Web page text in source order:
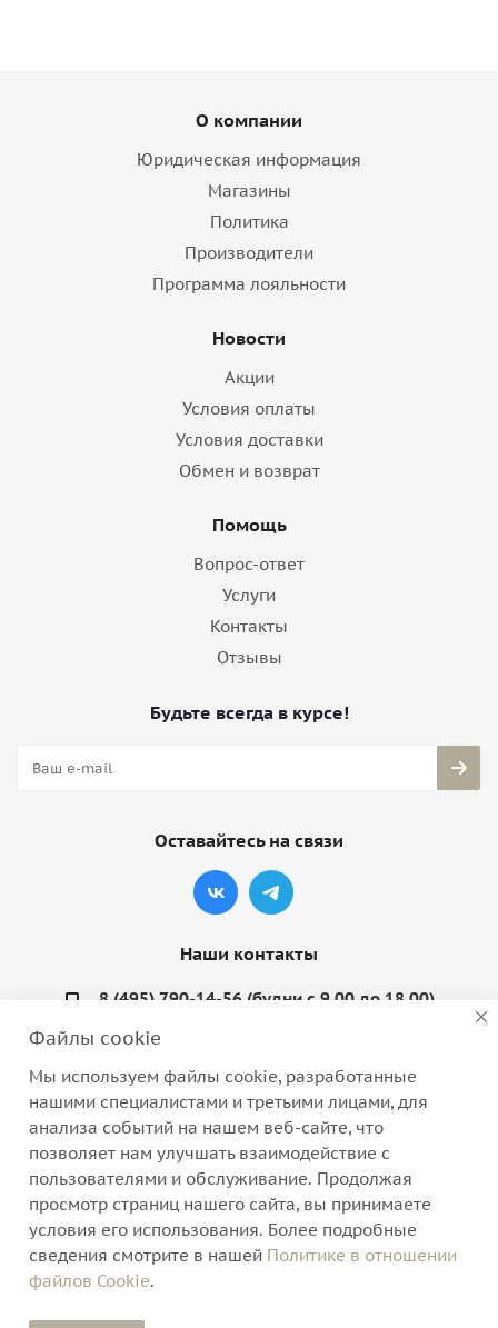
О компании
Юридическая информация
Магазины
Политика
Производители
Программа лояльности
Новости
Акции
Условия оплаты
Условия доставки
Обмен и возврат
Помощь
Вопрос-ответ
Услуги
Контакты
Отзывы
Будьте всегда в курсе!
Оставайтесь на связи
Наши контакты
8 (495) 790-14-56 (будни с 9.00 до 18.00)
Варшавское шоссе, д. 132, стр. 9
2026 © Интернет-магазин нижнего белья, домашней
одежды и трикотажа
Файлы cookie
Мы используем файлы cookie, разработанные
нашими специалистами и третьими лицами, для
анализа событий на нашем веб-сайте, что
позволяет нам улучшать взаимодействие с
пользователями и обслуживание. Продолжая
просмотр страниц нашего сайта, вы принимаете
условия его использования. Более подробные
сведения смотрите в нашей Политике в отношении
файлов Cookie.